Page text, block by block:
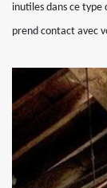
inutiles dans ce
prend contact avec